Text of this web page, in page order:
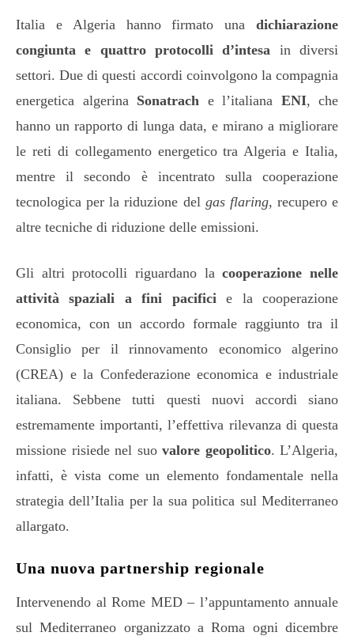
Italia e Algeria hanno firmato una dichiarazione
congiunta e quattro protocolli d’intesa in diversi
settori. Due di questi accordi coinvolgono la compagnia
energetica algerina Sonatrach e l’italiana ENI, che
hanno un rapporto di lunga data, e mirano a migliorare
le reti di collegamento energetico tra Algeria e Italia,
mentre il secondo è incentrato sulla cooperazione
tecnologica per la riduzione del gas flaring, recupero e
altre tecniche di riduzione delle emissioni.
Gli altri protocolli riguardano lacooperazione nelle
attività spaziali a fini pacifici e la cooperazione
economica, con un accordo formale raggiunto tra il
Consiglio per il rinnovamento economico algerino
(CREA) e la Confederazione economica e industriale
italiana. Sebbene tutti questi nuovi accordi siano
estremamente importanti, l’effettiva rilevanza di questa
missione risiede nel suo valore geopolitico. L’Algeria,
infatti, è vista come un elemento fondamentale nella
strategia dell’Italia per la sua politica sul Mediterraneo
allargato.
Una nuova partnership regionale
Intervenendo al Rome MED – l’appuntamento annuale
sul Mediterraneo organizzato a Roma ogni dicembre